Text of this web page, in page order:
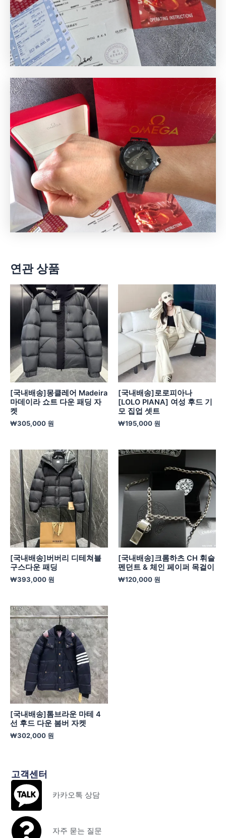
연관 상품
[국내배송]몽클레어 Madeira
마데이라 쇼트 다운 패딩 자
켓
₩305,000 원
[국내배송]로로피아나
[LOLO PIANA] 여성 후드 기
모 집업 셋트
₩195,000 원
[국내배송]버버리 디테쳐블
구스다운 패딩
₩393,000 원
[국내배송]크롬하츠 CH 휘슬
펜던트 & 체인 페이퍼 목걸이
₩120,000 원
[국내배송]톰브라운 마테 4
선 후드 다운 봄버 자켓
₩302,000 원
고객센터
카카오톡 상담
자주 묻는 질문